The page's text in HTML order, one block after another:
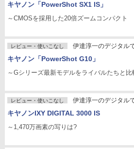
キヤノン「PowerShot SX1 IS」
～CMOSを採用した20倍ズームコンパクト
レビュー・使いこなし 伊達淳一のデジタル
キヤノン「PowerShot G10」
～Gシリーズ最新モデルをライバルたちと比
レビュー・使いこなし 伊達淳一のデジタル
キヤノンIXY DIGITAL 3000 IS
～1,470万画素の写りは?